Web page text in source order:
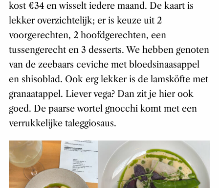
kost €34 en wisselt iedere maand. De kaart is
lekker overzichtelijk; er is keuze uit 2
voorgerechten, 2 hoofdgerechten, een
tussengerecht en 3 desserts. We hebben genoten
van de zeebaars ceviche met bloedsinaasappel
en shisoblad. Ook erg lekker is de lamsköfte met
granaatappel. Liever vega? Dan zit je hier ook
goed. De paarse wortel gnocchi komt met een
verrukkelijke taleggiosaus.